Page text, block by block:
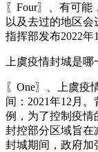
〖Four〗、有可
以及去过的地区
指挥部发布2022年
上虞疫情封城是哪
〖One〗、上虞疫
间：2021年12月
例，为了控制疫情
封控部分区域旨在
封城期间，政府加